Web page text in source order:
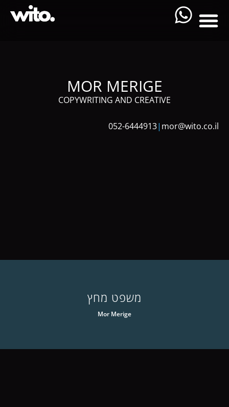
MOR MERIGE
COPYWRITING AND CREATIVE
mor@wito.co.il
|
052-6444913
משפט מחץ
Mor Merige